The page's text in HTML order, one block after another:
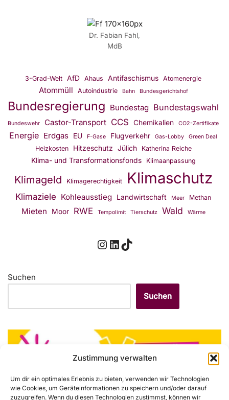
Zustimmung verwalten
Um dir ein optimales Erlebnis zu bieten, verwenden wir Technologien
wie Cookies, um Geräteinformationen zu speichern und/oder darauf
zuzugreifen. Wenn du diesen Technologien zustimmst, können wir
Dr. Fabian Fahl,
MdB
3-Grad-Welt AfD Ahaus Antifaschismus Atomenergie
Atommüll Autoindustrie Bahn Bundesgerichtshof
Bundesregierung Bundestag Bundestagswahl
Bundeswehr Castor-Transport CCS Chemikalien CO2-Zertifikate
Energie Erdgas EU F-Gase Flugverkehr Gas-Lobby Green Deal
Heizkosten Hitzeschutz Jülich Katherina Reiche
Klima- und Transformationsfonds Klimaanpassung
Klimageld Klimagerechtigkeit Klimaschutz
Klimaziele Kohleausstieg Landwirtschaft Meer Methan
Mieten Moor RWE Tempolimit Tierschutz Wald Wärme
Suchen
Suchen